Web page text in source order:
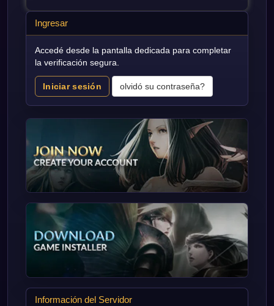
Ingresar
Accedé desde la pantalla dedicada para completar
la verificación segura.
Iniciar sesión olvidó su contraseña?
Información del Servidor